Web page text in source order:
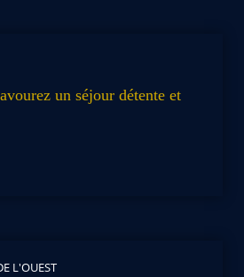
un séjour détente et
L'OUEST